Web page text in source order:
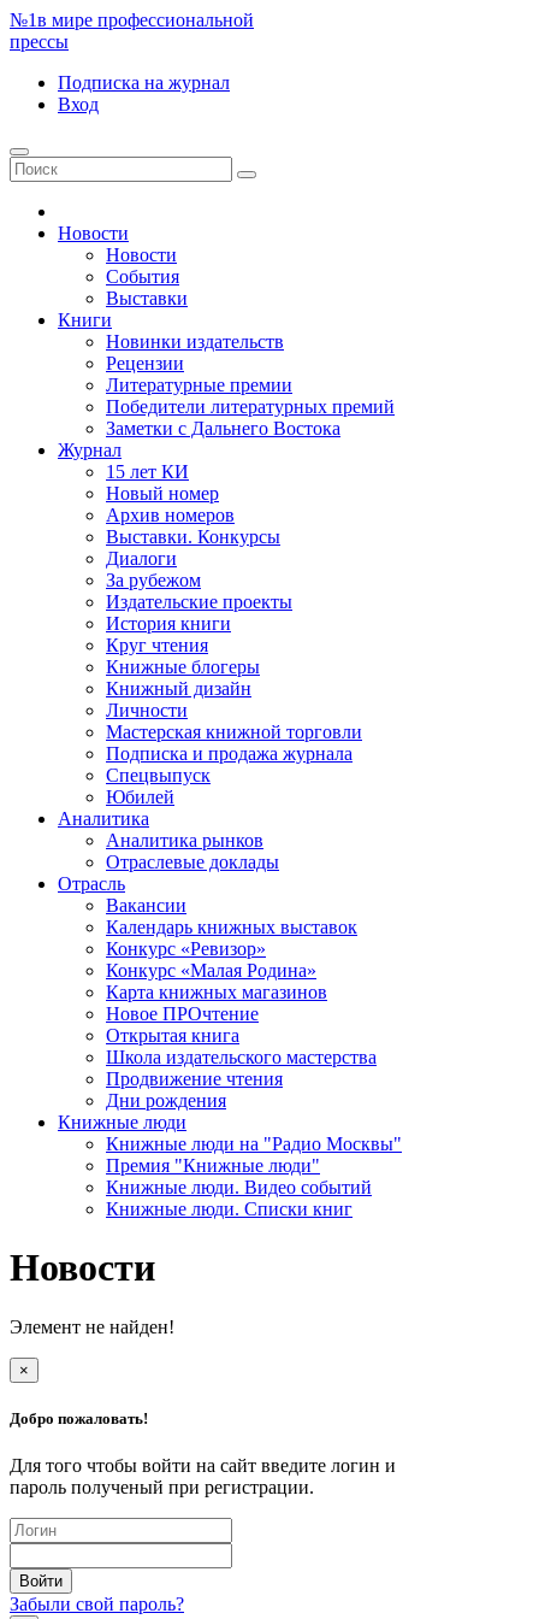
№1в мире профессиональной
прессы
Подписка на журнал
Вход
Новости
Новости
События
Выставки
Книги
Новинки издательств
Рецензии
Литературные премии
Победители литературных премий
Заметки с Дальнего Востока
Журнал
15 лет КИ
Новый номер
Архив номеров
Выставки. Конкурсы
Диалоги
За рубежом
Издательские проекты
История книги
Круг чтения
Книжные блогеры
Книжный дизайн
Личности
Мастерская книжной торговли
Подписка и продажа журнала
Спецвыпуск
Юбилей
Аналитика
Аналитика рынков
Отраслевые доклады
Отрасль
Вакансии
Календарь книжных выставок
Конкурс «Ревизор»
Конкурс «Малая Родина»
Карта книжных магазинов
Новое ПРОчтение
Открытая книга
Школа издательского мастерства
Продвижение чтения
Дни рождения
Книжные люди
Книжные люди на "Радио Москвы"
Премия "Книжные люди"
Книжные люди. Видео событий
Книжные люди. Списки книг
Новости
Элемент не найден!
×
Добро пожаловать!
Для того чтобы войти на сайт введите логин и
пароль полученый при регистрации.
Забыли свой пароль?